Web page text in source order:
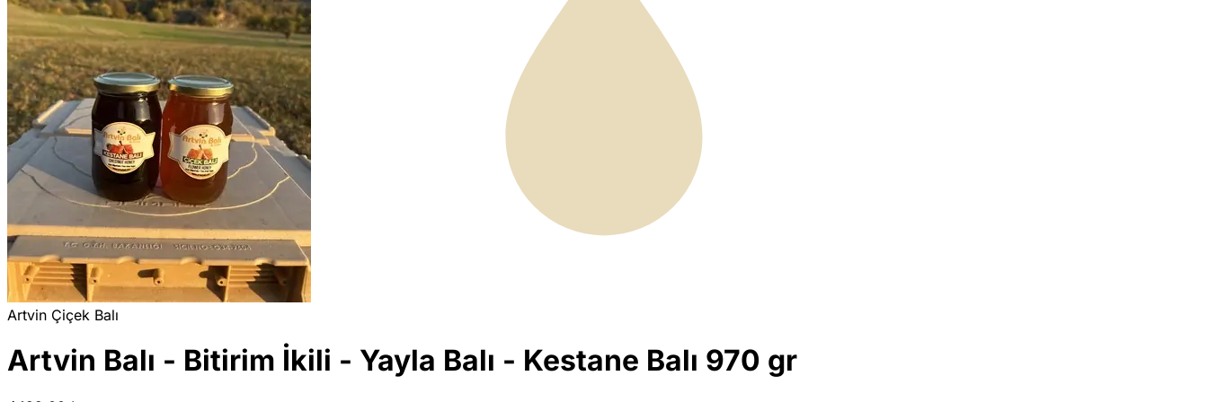
Artvin Çiçek Balı
Artvin Balı - Bitirim İkili - Yayla Balı - Kestane Balı 970 gr